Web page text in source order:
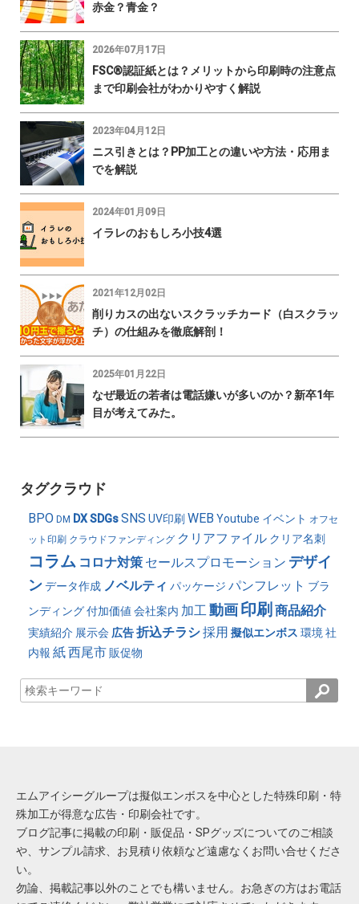
赤金？青金？
2026年07月17日
FSC®認証紙とは？メリットから印刷時の注意点
まで印刷会社がわかりやすく解説
2023年04月12日
ニス引きとは？PP加工との違いや方法・応用ま
でを解説
2024年01月09日
イラレのおもしろ小技4選
2021年12月02日
削りカスの出ないスクラッチカード（白スクラッ
チ）の仕組みを徹底解剖！
2025年01月22日
なぜ最近の若者は電話嫌いが多いのか？新卒1年
目が考えてみた。
タグクラウド
BPO DM DXSDGsSNS UV印刷 WEB Youtube イベント オフセ
ット印刷 クラウドファンディング クリアファイル クリア名刺
コラム コロナ対策 セールスプロモーション デザイ
ンデータ作成 ノベルティ パッケージ パンフレット ブラ
ンディング付加価値 会社案内 加工動画印刷 商品紹介
実績紹介 展示会 広告折込チラシ採用 擬似エンボス 環境 社
内報 紙西尾市 販促物
エムアイシーグループは擬似エンボスを中心とした特殊印刷・特
殊加工が得意な広告・印刷会社です。
ブログ記事に掲載の印刷・販促品・SPグッズについてのご相談
や、サンプル請求、お見積り依頼など遠慮なくお問い合せくださ
い。
勿論、掲載記事以外のことでも構いません。お急ぎの方はお電話